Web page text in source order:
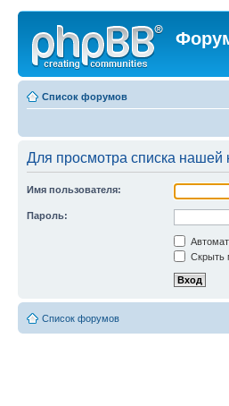
Список форумов
Для просмотра списка
Имя пользователя:
Пароль:
Скрыть
Список форумов